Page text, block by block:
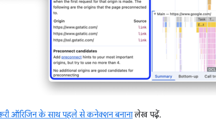
ऑरिजिन के साथ पहले से कनेक्शन बनानालेख पढ़ें.